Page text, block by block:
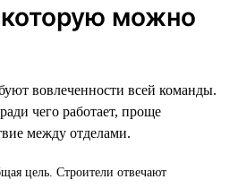
можно
вовлеченности всей команды.
чего работает, проще
между отделами.
цель. Строители отвечают